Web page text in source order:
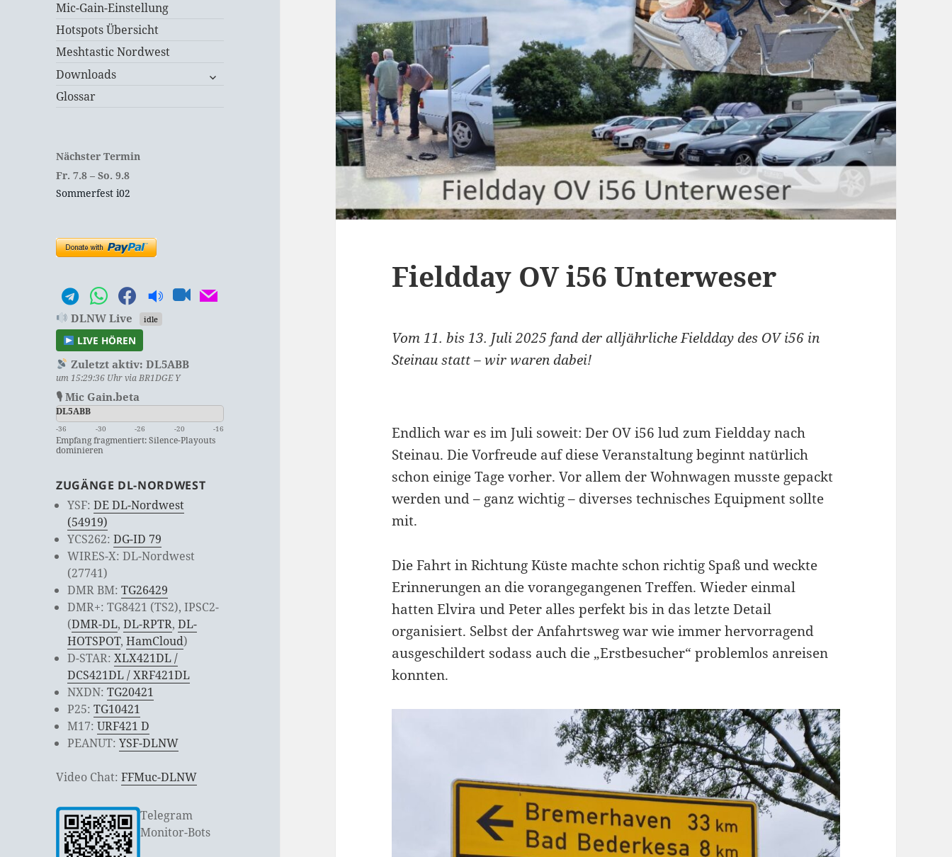
Mic-Gain-Einstellung
Hotspots Übersicht
Meshtastic Nordwest
Downloads
untermenü
Glossar
Nächster Termin
Fr. 7.8 –So. 9.8
Sommerfest i02
DLNW Live idle
LIVE HÖREN
Zuletzt aktiv: DL5ABB
um 15:29:36 Uhr via BR1DGE Y
🎙 Mic Gain.beta
DL5ABB
-36 -30 -26 -20 -16
Empfang fragmentiert: Silence-Playouts
dominieren
ZUGÄNGE DL-NORDWEST
YSF:DE DL-Nordwest
(54919)
YCS262:DG-ID 79
WIRES-X: DL-Nordwest
(27741)
DMR BM:TG26429
DMR+: TG8421 (TS2), IPSC2-
(DMR-DL,DL-RPTR,DL-
HOTSPOT,HamCloud)
D-STAR:XLX421DL /
DCS421DL / XRF421DL
NXDN:TG20421
P25:TG10421
M17:URF421 D
PEANUT:YSF-DLNW
Video Chat:FFMuc-DLNW
Telegram
Monitor-Bots
Fieldday OV i56 Unterweser
Vom 11. bis 13. Juli 2025 fand der alljährliche Fieldday des OV i56 in
Steinau statt – wir waren dabei!
Endlich war es im Juli soweit: Der OV i56 lud zum Fieldday nach
Steinau. Die Vorfreude auf diese Veranstaltung beginnt natürlich
schon einige Tage vorher. Vor allem der Wohnwagen musste gepackt
werden und – ganz wichtig – diverses technisches Equipment sollte
mit.
Die Fahrt in Richtung Küste machte schon richtig Spaß und weckte
Erinnerungen an die vorangegangenen Treffen. Wieder einmal
hatten Elvira und Peter alles perfekt bis in das letzte Detail
organisiert. Selbst der Anfahrtsweg war wie immer hervorragend
ausgeschildert sodass auch die „Erstbesucher“ problemlos anreisen
konnten.